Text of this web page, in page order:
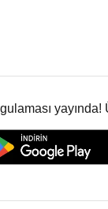
yayında!